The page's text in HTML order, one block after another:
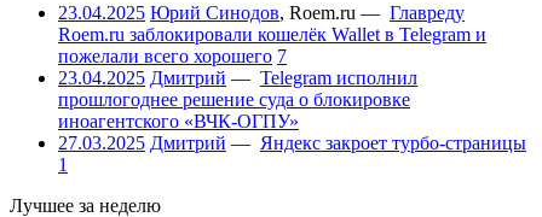
23.04.2025 Юрий Синодов, Roem.ru — Главреду
Roem.ru заблокировали кошелёк Wallet в Telegram и
пожелали всего хорошего 7
23.04.2025 Дмитрий — Telegram исполнил
прошлогоднее решение суда о блокировке
иноагентского «ВЧК-ОГПУ»
27.03.2025 Дмитрий — Яндекс закроет турбо-страницы
1
Лучшее за неделю